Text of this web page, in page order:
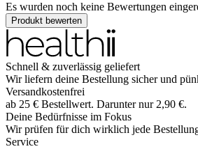
Es wurden noch keine Bewertungen
Produkt bewerten
Schnell & zuverlässig geliefert
Wir liefern deine Bestellung sicher und
Versandkostenfrei
ab 25 € Bestellwert. Darunter nur 2,90 €.
Deine Bedürfnisse im Fokus
Wir prüfen für dich wirklich jede
Service